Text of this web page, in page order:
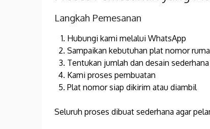
Langkah Pemesanan
Hubungi kami melalui WhatsApp
Sampaikan kebutuhan plat nomor
Tentukan jumlah dan desain sederhana
Kami proses pembuatan
Plat nomor siap dikirim atau diambil
Seluruh proses dibuat sederhana agar